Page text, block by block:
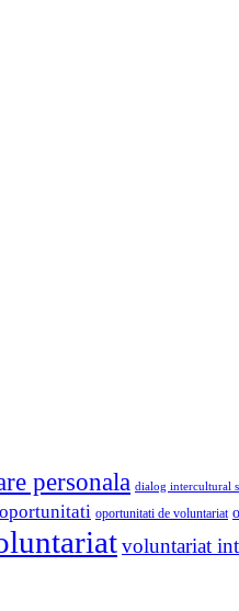
personala dialog intercultural
oportunitati oportunitati de voluntariat
voluntariat